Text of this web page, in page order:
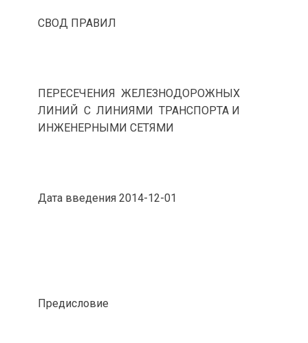
СВОД ПРАВИЛ
ПЕРЕСЕЧЕНИЯ ЖЕЛЕЗНОДОРОЖНЫХ
ЛИНИЙ С ЛИНИЯМИ ТРАНСПОРТА И
ИНЖЕНЕРНЫМИ СЕТЯМИ
Дата введения 2014-12-01
Предисловие